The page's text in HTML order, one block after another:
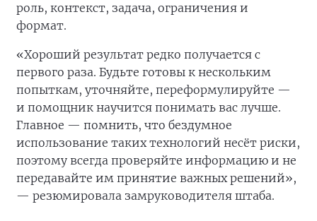
роль, контекст, задача, ограничения и
формат.
«Хороший результат редко получается с
первого раза. Будьте готовы к нескольким
попыткам, уточняйте, переформулируйте —
и помощник научится понимать вас лучше.
Главное — помнить, что бездумное
использование таких технологий несёт риски,
поэтому всегда проверяйте информацию и не
передавайте им принятие важных решений»,
— резюмировала замруководителя штаба.